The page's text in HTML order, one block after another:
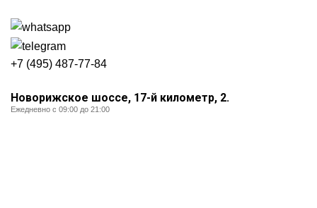
+7 (495) 487-77-84
Новорижское шоссе, 17-й километр, 2.
Ежедневно с 09:00 до 21:00